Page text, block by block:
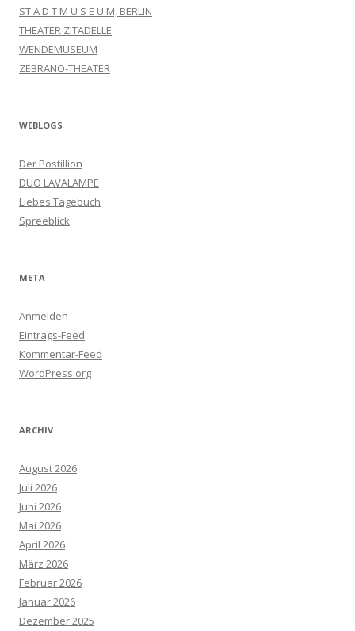
ST A D T M U S E U M, BERLIN
THEATER ZITADELLE
WENDEMUSEUM
ZEBRANO-THEATER
WEBLOGS
Der Postillion
DUO LAVALAMPE
Liebes Tagebuch
Spreeblick
META
Anmelden
Eintrags-Feed
Kommentar-Feed
WordPress.org
ARCHIV
August 2026
Juli 2026
Juni 2026
Mai 2026
April 2026
März 2026
Februar 2026
Januar 2026
Dezember 2025